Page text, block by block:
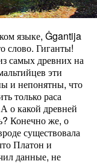
языке, Ġgantija
слово. Гиганты!
самых древних на
эти
и непонятны, что
только раса
о какой древней
Конечно же, о
существовала
Платон и
данные, не